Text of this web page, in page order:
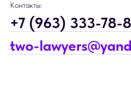
Контакты:
+7 (963) 333-78-
two-